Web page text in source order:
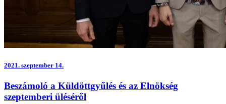
2021. szeptember 14.
Beszámoló a Küldöttgyűlés és az Elnökség
szeptemberi üléséről